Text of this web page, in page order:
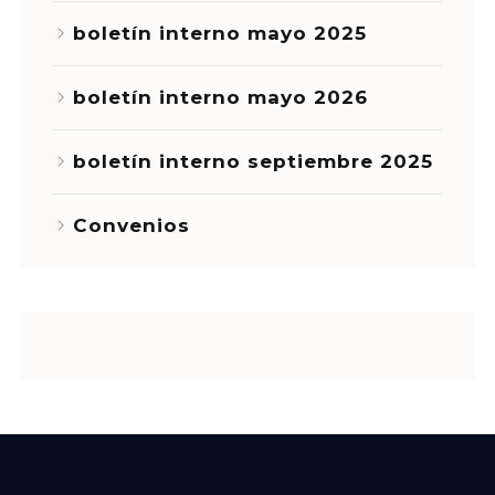
boletín interno mayo 2025
boletín interno mayo 2026
boletín interno septiembre 2025
Convenios